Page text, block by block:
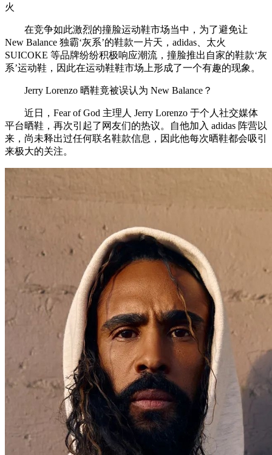
火
在竞争如此激烈的撞脸运动鞋市场当中，为了避免让
New Balance 独霸‘灰系’的鞋款一片天，adidas、太火
SUICOKE 等品牌纷纷积极响应潮流，撞脸推出自家的鞋款‘灰
系’运动鞋，因此在运动鞋鞋市场上形成了一个有趣的现象。
Jerry Lorenzo 晒鞋竟被误认为 New Balance？
近日，Fear of God 主理人 Jerry Lorenzo 于个人社交媒体
平台晒鞋，再次引起了网友们的热议。自他加入 adidas 阵营以
来，尚未释出过任何联名鞋款信息，因此他每次晒鞋都会吸引
来极大的关注。